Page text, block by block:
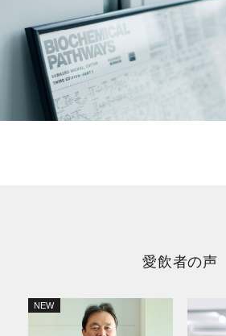
愛飲者の声
NEW